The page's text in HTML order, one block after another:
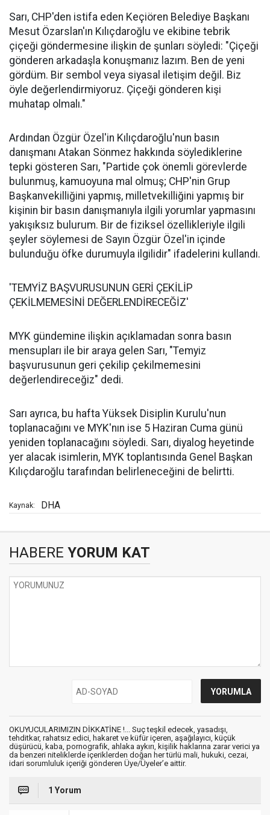
Sarı, CHP'den istifa eden Keçiören Belediye Başkanı
Mesut Özarslan'ın Kılıçdaroğlu ve ekibine tebrik
çiçeği göndermesine ilişkin de şunları söyledi: "Çiçeği
gönderen arkadaşla konuşmanız lazım. Ben de yeni
gördüm. Bir sembol veya siyasal iletişim değil. Biz
öyle değerlendirmiyoruz. Çiçeği gönderen kişi
muhatap olmalı."
Ardından Özgür Özel'in Kılıçdaroğlu'nun basın
danışmanı Atakan Sönmez hakkında söylediklerine
tepki gösteren Sarı, "Partide çok önemli görevlerde
bulunmuş, kamuoyuna mal olmuş; CHP'nin Grup
Başkanvekilliğini yapmış, milletvekilliğini yapmış bir
kişinin bir basın danışmanıyla ilgili yorumlar yapmasını
yakışıksız bulurum. Bir de fiziksel özellikleriyle ilgili
şeyler söylemesi de Sayın Özgür Özel'in içinde
bulunduğu öfke durumuyla ilgilidir" ifadelerini kullandı.
'TEMYİZ BAŞVURUSUNUN GERİ ÇEKİLİP
ÇEKİLMEMESİNİ DEĞERLENDİRECEĞİZ'
MYK gündemine ilişkin açıklamadan sonra basın
mensupları ile bir araya gelen Sarı, "Temyiz
başvurusunun geri çekilip çekilmemesini
değerlendireceğiz" dedi.
Sarı ayrıca, bu hafta Yüksek Disiplin Kurulu'nun
toplanacağını ve MYK'nın ise 5 Haziran Cuma günü
yeniden toplanacağını söyledi. Sarı, diyalog heyetinde
yer alacak isimlerin, MYK toplantısında Genel Başkan
Kılıçdaroğlu tarafından belirleneceğini de belirtti.
Kaynak: DHA
HABERE YORUM KAT
OKUYUCULARIMIZIN DİKKATİNE !... Suç teşkil edecek, yasadışı,
tehditkar, rahatsız edici, hakaret ve küfür içeren, aşağılayıcı, küçük
düşürücü, kaba, pornografik, ahlaka aykırı, kişilik haklarına zarar verici ya
da benzeri niteliklerde içeriklerden doğan her türlü mali, hukuki, cezai,
idari sorumluluk içeriği gönderen Üye/Üyeler’e aittir.
1 Yorum